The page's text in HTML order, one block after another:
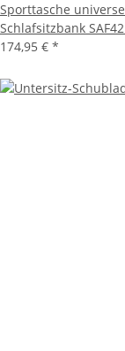
Sporttasche
Schlafsitzbank
174,95 € *